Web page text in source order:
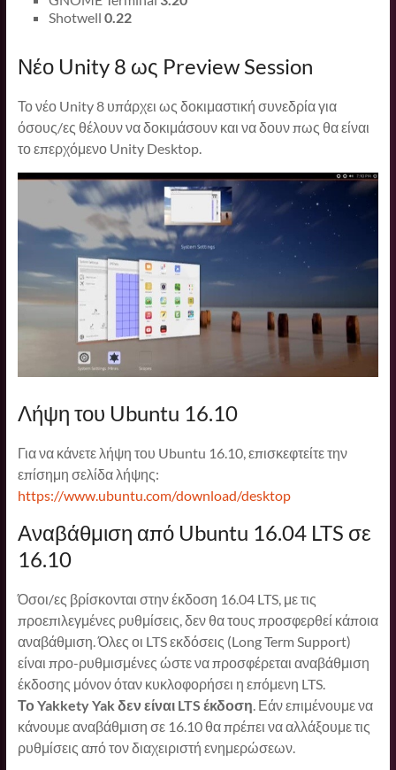
Shotwell 0.22
Νέο Unity 8 ως Preview Session
Το νέο Unity 8 υπάρχει ως δοκιμαστική συνεδρία για
όσους/ες θέλουν να δοκιμάσουν και να δουν πως θα είναι
το επερχόμενο Unity Desktop.
Λήψη του Ubuntu 16.10
Για να κάνετε λήψη του Ubuntu 16.10, επισκεφτείτε την
επίσημη σελίδα λήψης:
https://www.ubuntu.com/download/desktop
Αναβάθμιση από Ubuntu 16.04 LTS σε
16.10
Όσοι/ες βρίσκονται στην έκδοση 16.04 LTS, με τις
προεπιλεγμένες ρυθμίσεις, δεν θα τους προσφερθεί κάποια
αναβάθμιση. Όλες οι LTS εκδόσεις (Long Term Support)
είναι προ-ρυθμισμένες ώστε να προσφέρεται αναβάθμιση
έκδοσης μόνον όταν κυκλοφορήσει η επόμενη LTS.
Το Yakkety Yak δεν είναι LTS έκδοση. Εάν επιμένουμε να
κάνουμε αναβάθμιση σε 16.10 θα πρέπει να αλλάξουμε τις
ρυθμίσεις από τον διαχειριστή ενημερώσεων.